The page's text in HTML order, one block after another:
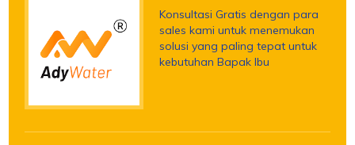
Konsultasi Gratis dengan para
sales kami untuk menemukan
solusi yang paling tepat untuk
kebutuhan Bapak Ibu